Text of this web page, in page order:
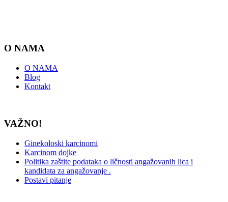
O NAMA
O NAMA
Blog
Kontakt
VAŽNO!
Ginekoloski karcinomi
Karcinom dojke
Politika zaštite podataka o ličnosti angažovanih lica i
kandidata za angažovanje .
Postavi pitanje